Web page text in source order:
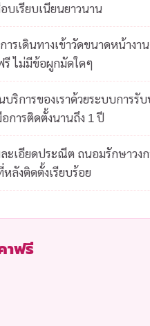
บเรียบเนียนยาวนาน
ารเดินทางเข้าวัดขนาดหน้างา
ไม่มีข้อผูกมัดใดๆ
บริการของเราด้วยระบบการ
การติดตั้งนานถึง 1 ปี
ะเอียดประณีต ถนอมรักษาวง
ลังติดตั้งเรียบร้อย
าฟรี